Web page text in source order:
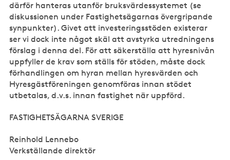
därför hanteras utanför bruksvärdessystemet (se
diskussionen under Fastighetsägarnas övergripande
synpunkter). Givet att investeringsstöden existerar
ser vi dock inte något skäl att avstyrka utredningens
förslag i denna del. För att säkerställa att hyresnivån
uppfyller de krav som ställs för stöden, måste dock
förhandlingen om hyran mellan hyresvärden och
Hyresgästföreningen genomföras innan stödet
utbetalas, d.v.s. innan fastighet när uppförd.
FASTIGHETSÄGARNA SVERIGE
Reinhold Lennebo
Verkställande direktör